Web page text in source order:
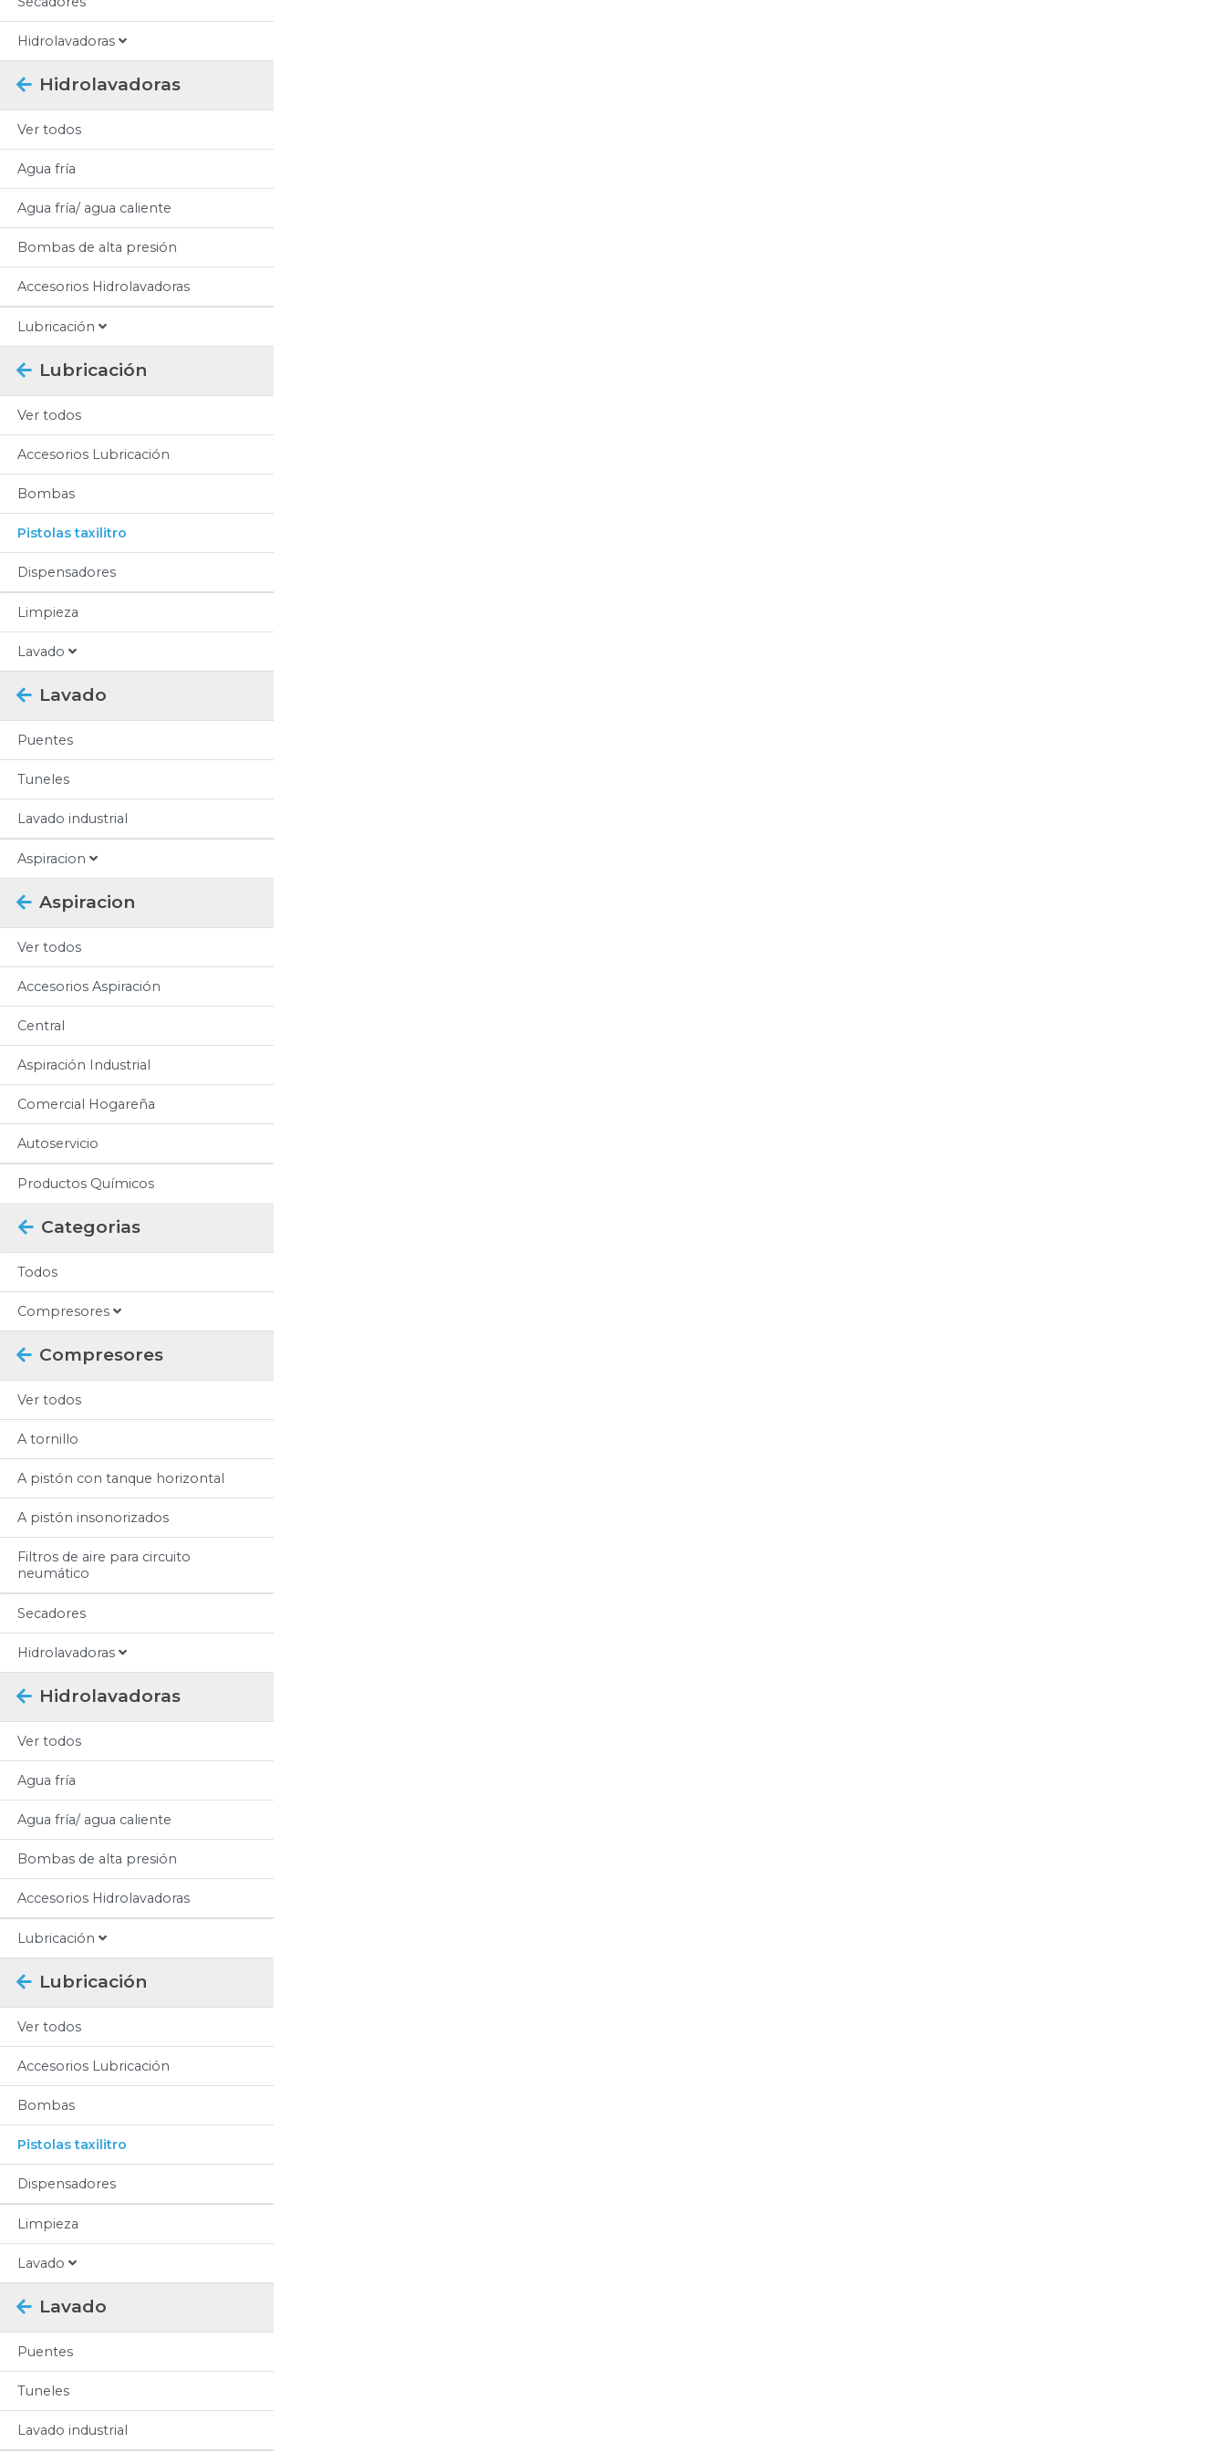
Hidrolavadoras
Hidrolavadoras
Ver todos
Agua fría
Agua fría/ agua caliente
Bombas de alta presión
Accesorios Hidrolavadoras
Lubricación
Lubricación
Ver todos
Accesorios Lubricación
Bombas
Pistolas taxilitro
Dispensadores
Limpieza
Lavado
Lavado
Puentes
Tuneles
Lavado industrial
Aspiracion
Aspiracion
Ver todos
Accesorios Aspiración
Central
Aspiración Industrial
Comercial Hogareña
Autoservicio
Productos Químicos
Categorias
Todos
Compresores
Compresores
Ver todos
A tornillo
A pistón con tanque horizontal
A pistón insonorizados
Filtros de aire para circuito
neumático
Secadores
Hidrolavadoras
Hidrolavadoras
Ver todos
Agua fría
Agua fría/ agua caliente
Bombas de alta presión
Accesorios Hidrolavadoras
Lubricación
Lubricación
Ver todos
Accesorios Lubricación
Bombas
Pistolas taxilitro
Dispensadores
Limpieza
Lavado
Lavado
Puentes
Tuneles
Lavado industrial